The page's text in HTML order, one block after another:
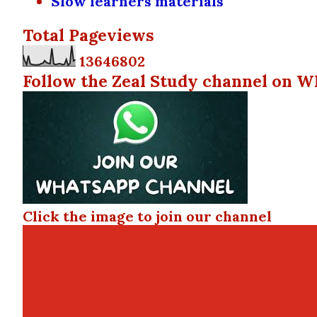
Total Pageviews
13646802
Follow the Zeal Study channel on
Click the image to join our channel